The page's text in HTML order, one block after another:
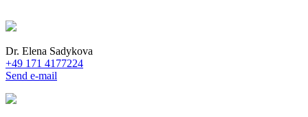
Dr. Elena Sadykova
+49 171 4177224
Send e-mail